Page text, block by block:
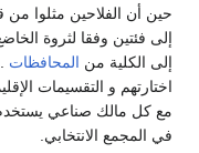
حين أن الفلاحين مثلوا
إلى فئتين وفقا لثروة
إلى الكلية من المحافظات
اختارتهم و التقسيمات
مع كل مالك صناعي
في المجمع الانتخابي.